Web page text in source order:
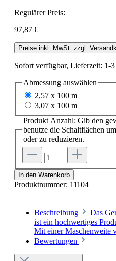
Regulärer Preis:
97,87 €
Preise inkl. MwSt. zzgl.
Sofort verfügbar, Lieferzeit: 1-3
Abmessung auswählen
2,57 x 100 m
3,07 x 100 m
Produkt Anzahl: Gib den
benutze die Schaltflächen
oder zu reduzieren.
In den Warenkorb
Produktnummer: 11104
Beschreibung
Das
ist ein hochwertiges
Mit einer
Bewertungen